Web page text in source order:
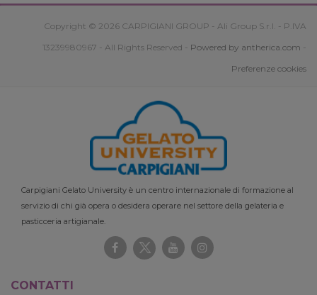
Copyright © 2026 CARPIGIANI GROUP - Ali Group S.r.l. - P.IVA
13239980967 - All Rights Reserved - Powered by antherica.com -
Preferenze cookies
Carpigiani Gelato University è un centro internazionale di formazione al
servizio di chi già opera o desidera operare nel settore della gelateria e
pasticceria artigianale.
CONTATTI